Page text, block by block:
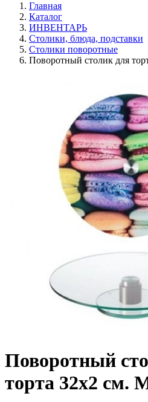
Главная
Каталог
ИНВЕНТАРЬ
Столики, блюда, подставки
Столики поворотные
Поворотный столик для
Поворотный
торта 32х2 см.